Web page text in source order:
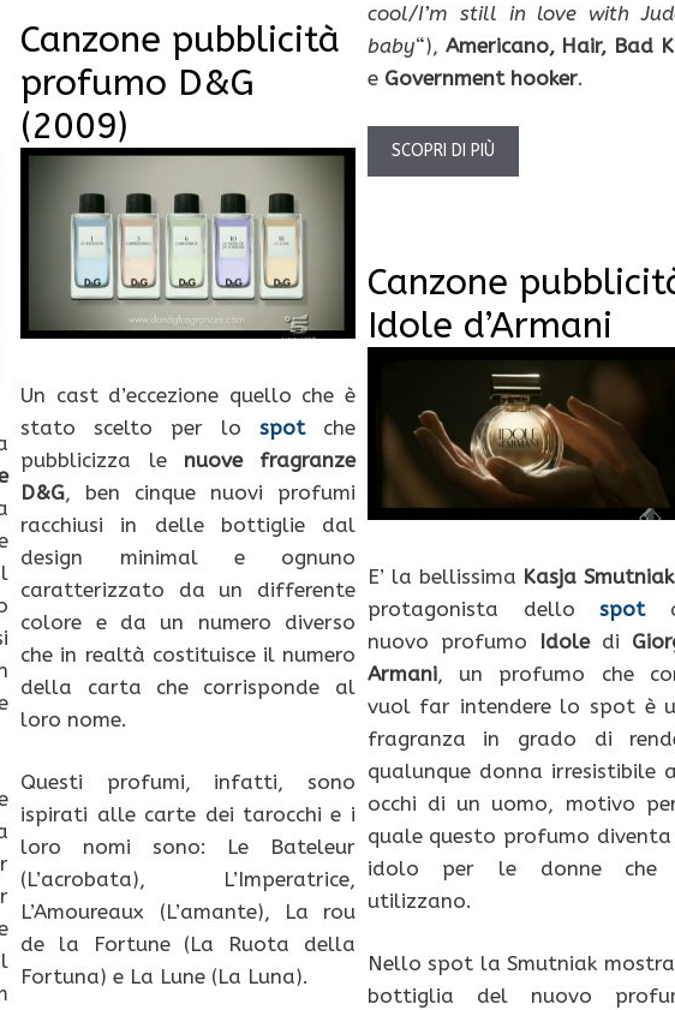
cool/I’m still in love with
baby“), Americano, Hair, Bad
e Government hooker.
SCOPRI DI PIÙ
Canzone pubblicità
profumo D&G
(2009)
Un cast d’eccezione quello che è
stato scelto per lo spotche
pubblicizza le nuove fragranze
D&G, ben cinque nuovi profumi
racchiusi in delle bottiglie dal
design minimal e ognuno
caratterizzato da un differente
colore e da un numero diverso
che in realtà costituisce il numero
della carta che corrisponde al
loro nome.
Questi profumi, infatti, sono
ispirati alle carte dei tarocchi e i
loro nomi sono: Le Bateleur
(L’acrobata), L’Imperatrice,
L’Amoureaux (L’amante), La rou
de la Fortune (La Ruota della
Fortuna) e La Lune (La Luna).
Canzone
Idole d’Armani
E’ la bellissima Kasja Smutniak
protagonista dellospot
nuovo profumo
Idoledi
Armani, un profumo che
vuol far intendere lo spot è
fragranza in grado di
qualunque donna irresistibile
occhi di un uomo, motivo
quale questo profumo diventa
idolo per le donne che
utilizzano.
Nello spot la Smutniak
bottiglia del nuovo